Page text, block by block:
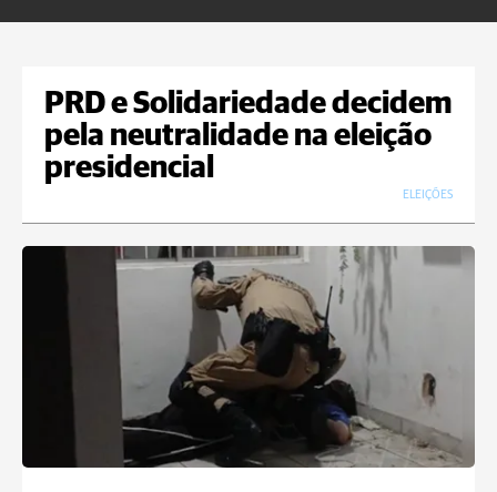
PRD e Solidariedade decidem
pela neutralidade na eleição
presidencial
ELEIÇÕES